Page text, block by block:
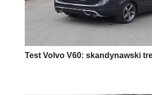
Test Volvo V60: skandynawski